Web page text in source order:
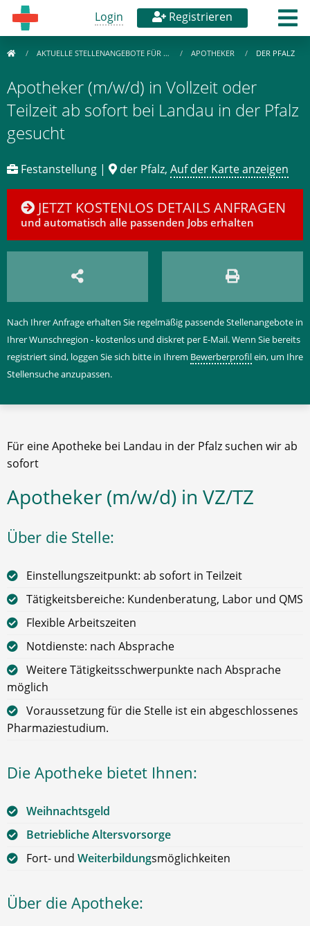
Login Registrieren
AKTUELLE STELLENANGEBOTE FÜR … APOTHEKER DER PFALZ
Apotheker (m/w/d) in Vollzeit oder
Teilzeit ab sofort bei Landau in der Pfalz
gesucht
Festanstellung | der Pfalz, Auf der Karte anzeigen
JETZT KOSTENLOS DETAILS ANFRAGEN
und automatisch alle passenden Jobs erhalten
Nach Ihrer Anfrage erhalten Sie regelmäßig passende Stellenangebote in
Ihrer Wunschregion - kostenlos und diskret per E-Mail. Wenn Sie bereits
registriert sind, loggen Sie sich bitte in Ihrem Bewerberprofilein, um Ihre
Stellensuche anzupassen.
Für eine Apotheke bei Landau in der Pfalz suchen wir ab
sofort
Apotheker (m/w/d) in VZ/TZ
Über die Stelle:
Einstellungszeitpunkt: ab sofort in Teilzeit
Tätigkeitsbereiche: Kundenberatung, Labor und QMS
Flexible Arbeitszeiten
Notdienste: nach Absprache
Weitere Tätigkeitsschwerpunkte nach Absprache
möglich
Voraussetzung für die Stelle ist ein abgeschlossenes
Pharmaziestudium.
Die Apotheke bietet Ihnen:
Weihnachtsgeld
Betriebliche Altersvorsorge
Fort- und Weiterbildungsmöglichkeiten
Über die Apotheke: